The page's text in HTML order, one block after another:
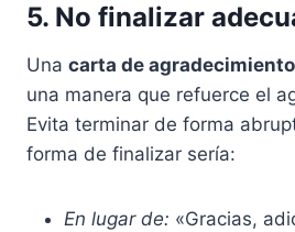
5. No finalizar
Una carta de agradecimiento
una manera que refuerce el
Evita terminar de forma
forma de finalizar sería:
En lugar de: «Gracias,